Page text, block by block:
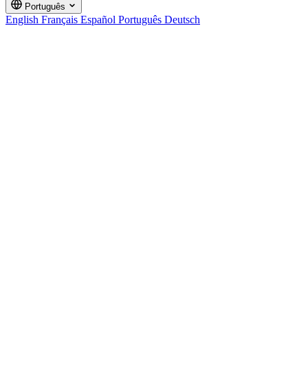
Português
English Français Español Português Deutsch